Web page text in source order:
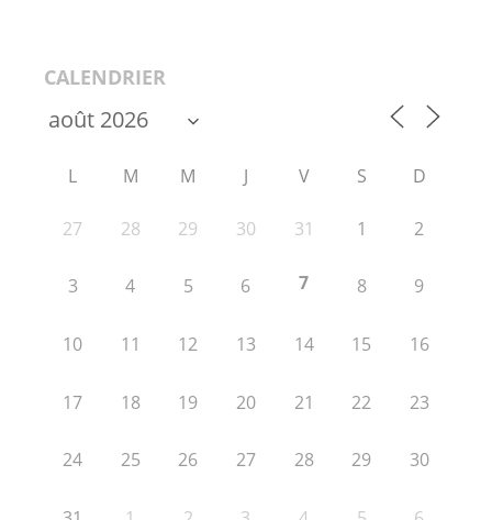
CALENDRIER
L M M J V S D
27 28 29 30 31 1 2
3 4 5 6 7 8 9
10 11 12 13 14 15 16
17 18 19 20 21 22 23
24 25 26 27 28 29 30